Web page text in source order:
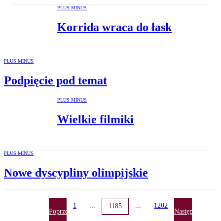
PLUS MINUS
Korrida wraca do łask
PLUS MINUS
Podpięcie pod temat
PLUS MINUS
Wielkie filmiki
PLUS MINUS
Nowe dyscypliny olimpijskie
Poprzednia
1 ... 1185 ... 1202
Następna